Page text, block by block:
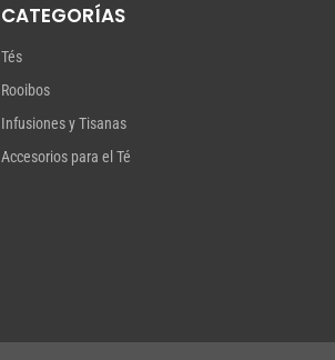
CATEGORÍAS
Tés
Rooibos
Infusiones y Tisanas
Accesorios para el Té